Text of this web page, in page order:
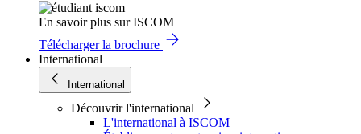
En savoir plus sur ISCOM
Télécharger la brochure
International
International
Découvrir l'international
L'international à ISCOM